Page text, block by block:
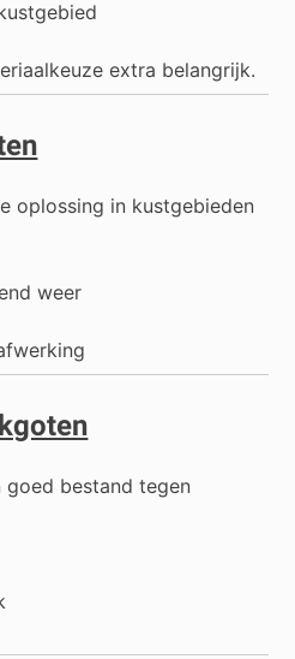
extra belangrijk.
oplossing in kustgebieden
weer
goed bestand tegen